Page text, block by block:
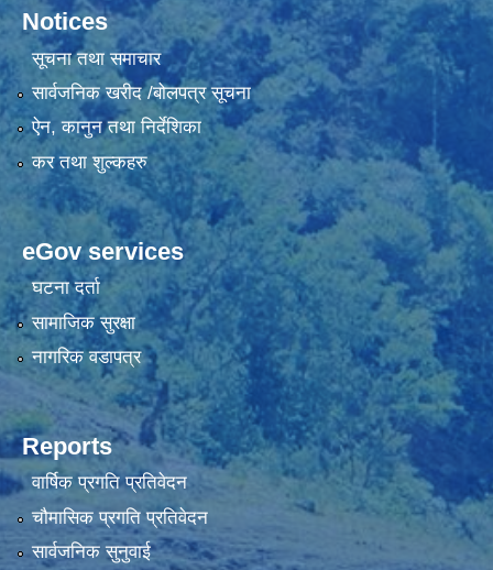
Notices
सूचना तथा समाचार
सार्वजनिक खरीद /बोलपत्र सूचना
ऐन, कानुन तथा निर्देशिका
कर तथा शुल्कहरु
eGov services
घटना दर्ता
सामाजिक सुरक्षा
नागरिक वडापत्र
Reports
वार्षिक प्रगति प्रतिवेदन
चौमासिक प्रगति प्रतिवेदन
सार्वजनिक सुनुवाई